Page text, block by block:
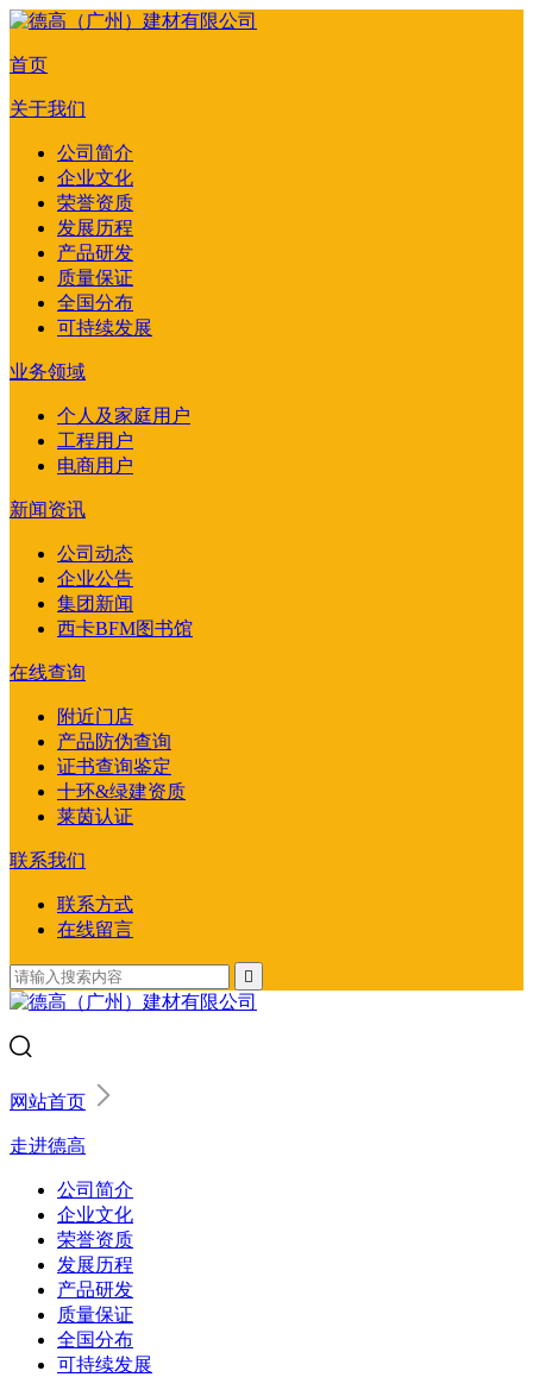
首页
关于我们
公司简介
企业文化
荣誉资质
发展历程
产品研发
质量保证
全国分布
可持续发展
业务领域
个人及家庭用户
工程用户
电商用户
新闻资讯
公司动态
企业公告
集团新闻
西卡BFM图书馆
在线查询
附近门店
产品防伪查询
证书查询鉴定
十环&绿建资质
莱茵认证
联系我们
联系方式
在线留言

网站首页
走进德高
公司简介
企业文化
荣誉资质
发展历程
产品研发
质量保证
全国分布
可持续发展